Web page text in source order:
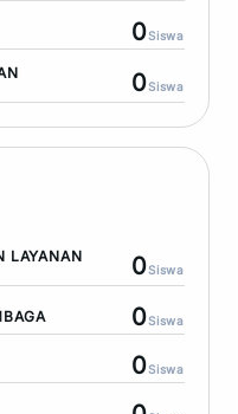
0Siswa
0Siswa
LAYANAN
0Siswa
0Siswa
0Siswa